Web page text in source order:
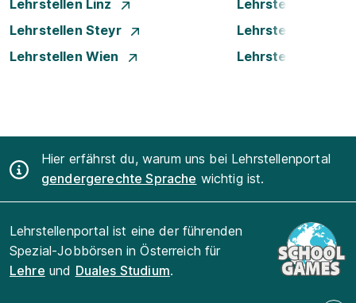
Lehrstellen Linz
Lehrstellen
Lehrstellen Steyr
Lehrstellen Traun
Lehrstellen Wien
Lehrstellen
Hier erfährst du, warum uns bei Lehrstellenportal
gendergerechte Sprache wichtig ist.
Lehrstellenportal ist eine der führenden
Spezial-Jobbörsen in Österreich für
Lehre und Duales Studium.